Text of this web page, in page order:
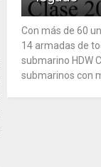
Con más de 60
14 armadas de
submarino HDW
submarinos con